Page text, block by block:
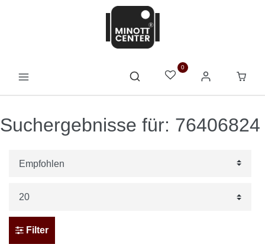
0
Suchergebnisse für: 76406824
Filter